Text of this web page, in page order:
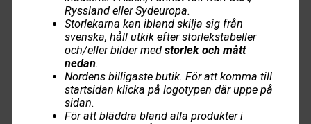
Ryssland eller Sydeuropa.
Storlekarna kan ibland skilja sig från
svenska, håll utkik efter storlekstabeller
och/eller bilder medstorlek och mått
nedan.
Nordens billigaste butik. För att komma till
startsidan klicka på logotypen där uppe på
sidan.
För att bläddra bland alla produkter i